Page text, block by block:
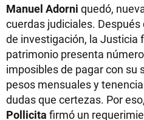
Manuel Adorni quedó,
cuerdas judiciales.
de investigación, la Justicia
patrimonio presenta
imposibles de pagar con su
pesos mensuales y
dudas que certezas. Por
Pollicita firmó un